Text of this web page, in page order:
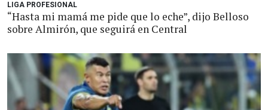
LIGA PROFESIONAL
“Hasta mi mamá me pide que lo eche”, dijo Belloso
sobre Almirón, que seguirá en Central